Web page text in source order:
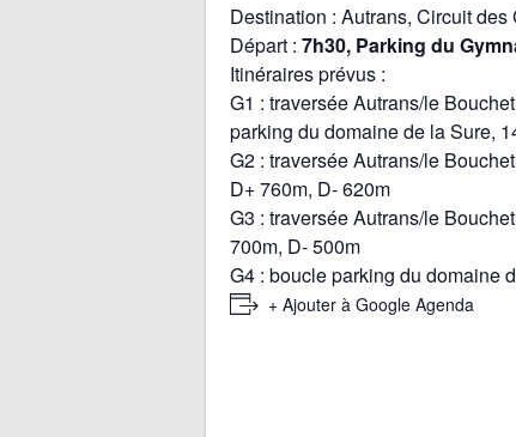
Destination : Autrans, Circuit
Départ : 7h30, Parking du
Itinéraires prévus :
G1 : traversée Autrans/le
parking du domaine de la Sure,
G2 : traversée Autrans/le
D+ 760m, D- 620m
G3 : traversée Autrans/le
700m, D- 500m
G4 : boucle parking du domaine
+ Ajouter à Google Agenda